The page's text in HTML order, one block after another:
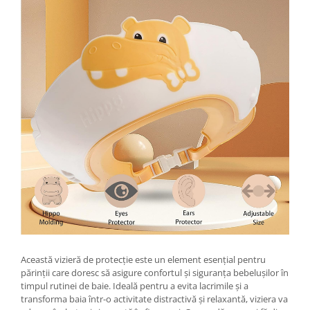
Masini de tocat manuale
Masini tocat carne electrice
Oale si Cratite
Oale sub presiune
Pahare / Sticle cu Pai / Cani termos
Palnii
Storcatoare
Tavi copt
Tigai
Ustensile de bucatarie
Auto
Stații încărcare vehicule electrice
Anvelope auto
Chingi
Truse, seturi si alte scule de mana
Compactoare
Scule Emtop
Scule multifunctionale
Tăietor beton
Această vizieră de protecție este un element esențial pentru
părinții care doresc să asigure confortul și siguranța bebelușilor în
timpul rutinei de baie. Ideală pentru a evita lacrimile și a
transforma baia într-o activitate distractivă și relaxantă, viziera va